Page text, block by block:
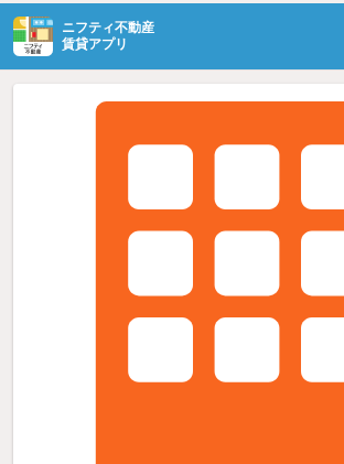
ニフティ不動産
賃貸アプリ